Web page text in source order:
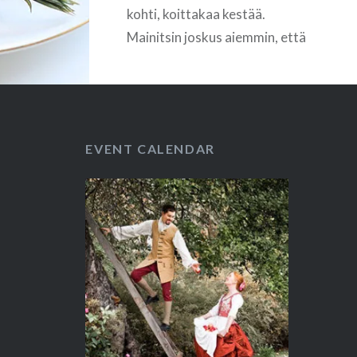
kohti, koittakaa kestää.
Mainitsin joskus aiemmin, että
hortoilemaan. Tykkään tuosta
justiinsa nappiin. Se on vähän
kuin sienestyskin, kykitään pää
alaspäin puskissa ja hortoillaan
sinne tänne. Kevät ja
varhaiskesä ovat…
READ MORE
EVENT CALENDAR